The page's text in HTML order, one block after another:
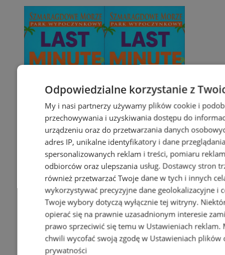
Odpowiedzialne korzystanie z
My i nasi partnerzy używamy plików cookie i
przechowywania i uzyskiwania dostępu do
urządzeniu oraz do przetwarzania danych
adres IP, unikalne identyfikatory i dane
spersonalizowanych reklam i treści, pomiaru
odbiorców oraz ulepszania usług. Dostawcy stron
również przetwarzać Twoje dane w tych i innych
wykorzystywać precyzyjne dane geolokalizacyjne i
Twoje wybory dotyczą wyłącznie tej witryny.
opierać się na prawnie uzasadnionym interesie
prawo sprzeciwić się temu w Ustawieniach reklam.
chwili wycofać swoją zgodę w Ustawieniach plików
prywatności